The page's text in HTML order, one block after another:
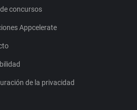
concursos
Appcelerate
de la privacidad